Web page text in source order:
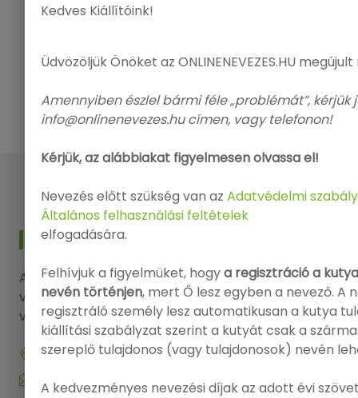
KAPCSOLAT
Amennyiben kérdése, észrevétele lenne, kérjük
vegye fel a kapcsolatot elérhetőségeink
valamelyikén.
9143 Enese, Dózsa György utca 29.
info@onlinenevezes.hu
Kedves Kiállítóink!
Üdvözöljük Önöket az ONLINENEVEZES.HU
Amennyiben észlel bármi féle „problémát”, kérjük
info@onlinenevezes.hu címen, vagy telefonon!
Kérjük, az alábbiakat figyelmesen olvassa el!
Nevezés előtt szükség van azAdatvédelmi
Általános felhasználási feltételek
elfogadására.
Felhívjuk a figyelmüket, hogya regisztráció a
nevén történjen, mert Ő lesz egyben a nevező. A
regisztráló személy lesz automatikusan a kutya
kiállítási szabályzat szerint a kutyát csak a
szereplő tulajdonos (vagy tulajdonosok) nevén
A kedvezményes nevezési díjak az adott évi